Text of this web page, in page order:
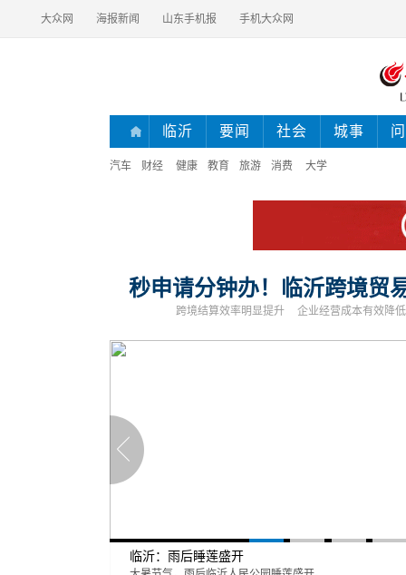
大众网 海报新闻 山东手机报 手机大众网
临沂 要闻 社会 城事
汽车 财经 健康 教育 旅游 消费 大学
秒申请分钟办！临沂跨境贸
跨境结算效率明显提升 企业经营成本有效降低